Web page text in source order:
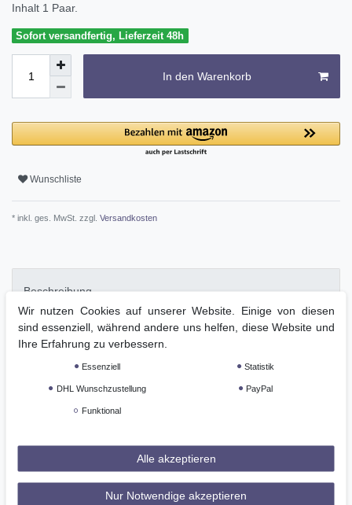
Inhalt 1 Paar.
Sofort versandfertig, Lieferzeit 48h
In den Warenkorb
Wunschliste
* inkl. ges. MwSt. zzgl. Versandkosten
Beschreibung
Weitere Details
Premium Rindsleder - Stiefelette
Lederinnenfutter
Ultima RS® Sohlen Technologie
Wir nutzen Cookies auf unserer Website. Einige von diesen
sind essenziell, während andere uns helfen, diese Website und
Ihre Erfahrung zu verbessern.
Essenziell Statistik
DHL Wunschzustellung PayPal
Funktional
Alle akzeptieren
Nur Notwendige akzeptieren